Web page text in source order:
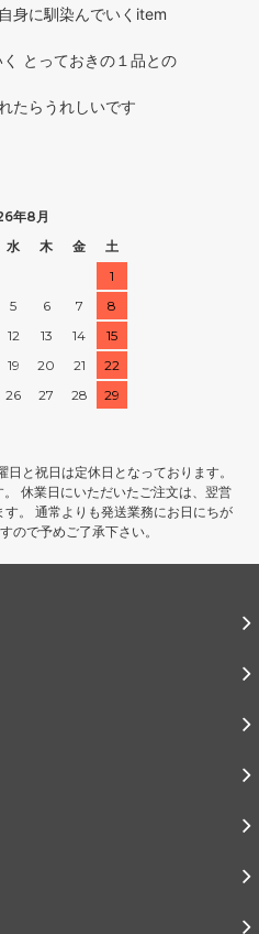
身に馴染んでいくitem
とっておきの１品との
たらうれしいです
年8月
水 木 金
土
1
5 6 7
8
12 13 14
15
19 20 21
22
26 27 28
29
と祝日は定休日となっております。
休業日にいただいたご注文は、翌営
。 通常よりも発送業務にお日にちが
ので予めご了承下さい。